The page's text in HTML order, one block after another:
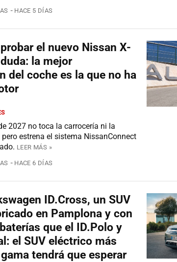
HACE 5 DÍAS
el nuevo Nissan X-
la mejor
del coche es la que no ha
2027 no toca la carrocería ni la
estrena el sistema NissanConnect
LEER MÁS »
HACE 6 DÍAS
ID.Cross, un SUV
en Pamplona y con
que el ID.Polo y
el SUV eléctrico más
tendrá que esperar